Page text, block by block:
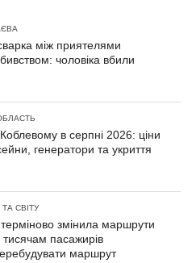
між приятелями
чоловіка вбили
в серпні 2026: ціни
генератори та укриття
СВІТУ
терміново змінила маршрути
тисячам пасажирів
маршрут